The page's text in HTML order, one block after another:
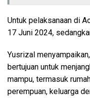
Untuk pelaksanaan di
17 Juni 2024,
Yusrizal
bertujuan untuk
mampu, termasuk
perempuan, keluarga